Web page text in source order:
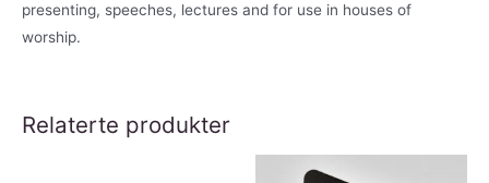
presenting, speeches, lectures and for use in houses of
worship.
Relaterte produkter